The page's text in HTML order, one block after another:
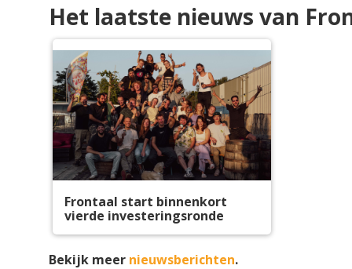
Het laatste nieuws van
Frontaal start binnenkort
vierde investeringsronde
Bekijk meer nieuwsberichten.